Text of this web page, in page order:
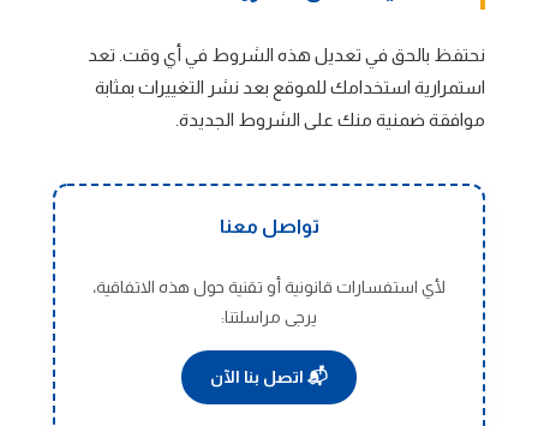
نحتفظ بالحق في تعديل هذه الشروط في أي وقت. تعد
استمرارية استخدامك للموقع بعد نشر التغييرات بمثابة
موافقة ضمنية منك على الشروط الجديدة.
تواصل معنا
لأي استفسارات قانونية أو تقنية حول هذه الاتفاقية،
يرجى مراسلتنا:
📬 اتصل بنا الآن